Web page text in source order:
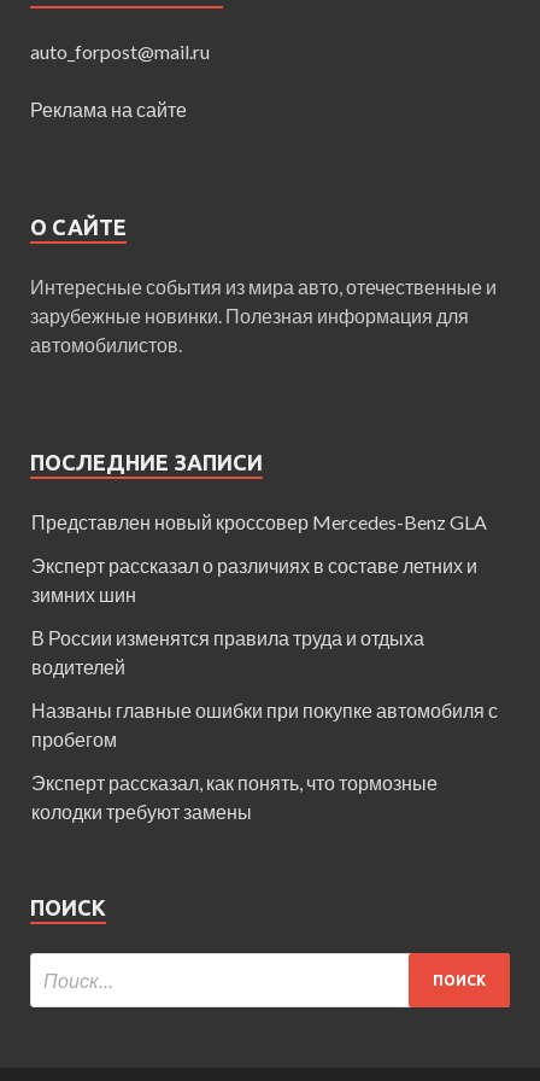
auto_forpost@mail.ru
Реклама на сайте
О САЙТЕ
Интересные события из мира авто, отечественные и
зарубежные новинки. Полезная информация для
автомобилистов.
ПОСЛЕДНИЕ ЗАПИСИ
Представлен новый кроссовер Mercedes-Benz GLA
Эксперт рассказал о различиях в составе летних и
зимних шин
В России изменятся правила труда и отдыха
водителей
Названы главные ошибки при покупке автомобиля с
пробегом
Эксперт рассказал, как понять, что тормозные
колодки требуют замены
ПОИСК